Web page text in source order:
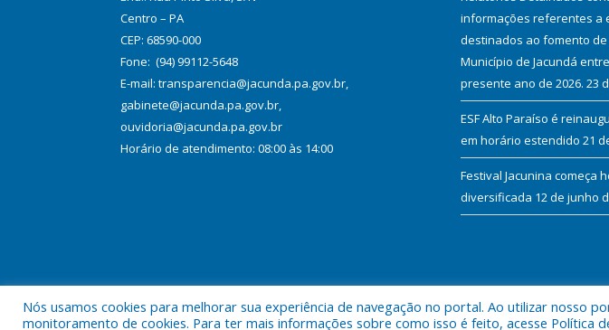
Centro – PA
CEP: 68590-000
Fone: (94) 99112-5648
E-mail: transparencia@jacunda.pa.gov.br,
gabinete@jacunda.pa.gov.br,
ouvidoria@jacunda.pa.gov.br
Horário de atendimento: 08:00 às 14:00
informações referentes a
destinados ao fomento
Município de Jacundá
presente ano de 2026. 23
ESF Alto Paraíso é
em horário estendido 21
Festival Jacunina começa
diversificada 12 de junho
Todos os direitos reservados a Prefeitura Municipal de Jacundá.
Nós usamos cookies para melhorar sua experiência de navegação no portal. Ao utilizar nosso
monitoramento de cookies. Para ter mais informações sobre como isso é feito, acesse Política